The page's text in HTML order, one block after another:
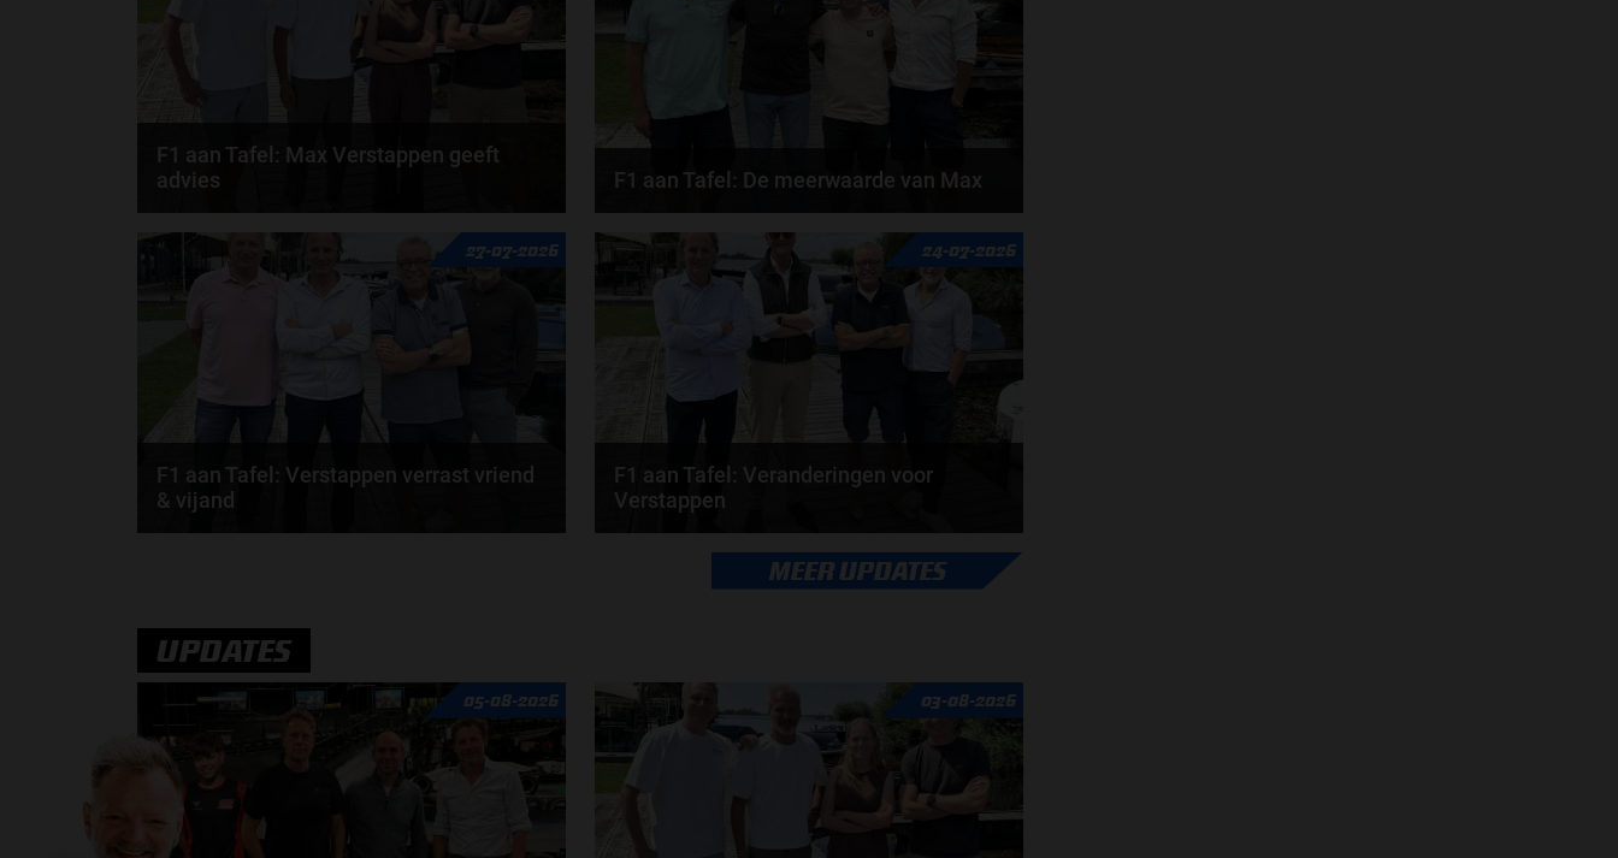
F1 aan Tafel: Max Verstappen geeft
advies
Max Verstappen adviseert Red Bull. Gaat George
Russell weg bij Mercedes? En moet de budgetcap...
F1 aan Tafel: De meerwaarde van Max
Geen enkele sensor kan wat Max Verstappen voelt,
Formule 1-CEO Stefano Domenicali zorgt voor...
de redactie van Grand Prix Radio
27-07-2026
F1 aan Tafel: Verstappen verrast vriend
& vijand
doorde redactie van Grand Prix Radio
24-07-2026
F1 aan Tafel: Veranderingen voor
Verstappen
Veranderingen aanstaande voor Max Verstappen en
Red Bull. McLaren en Aston Martin komen met
MEER UPDATES
UPDATES
05-08-2026 03-08-2026